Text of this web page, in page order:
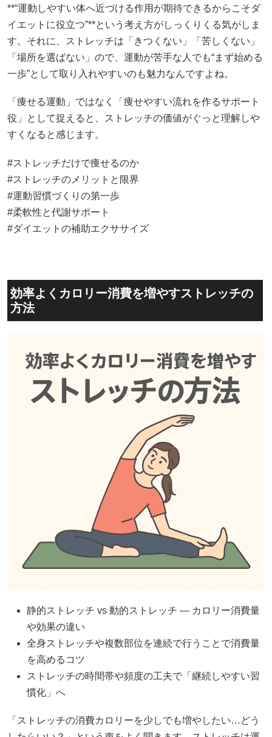
**“運動しやすい体へ近づける作用が期待できるからこそダ
イエットに役立つ”**という考え方がしっくりくる気がしま
す。それに、ストレッチは「きつくない」「苦しくない」
「場所を選ばない」ので、運動が苦手な人でも“まず始める
一歩”として取り入れやすいのも魅力なんですよね。
「痩せる運動」ではなく「痩せやすい流れを作るサポート
役」として捉えると、ストレッチの価値がぐっと理解しや
すくなると感じます。
#ストレッチだけで痩せるのか
#ストレッチのメリットと限界
#運動習慣づくりの第一歩
#柔軟性と代謝サポート
#ダイエットの補助エクササイズ
効率よくカロリー消費を増やすストレッチの
方法
静的ストレッチ vs 動的ストレッチ — カロリー消費量
や効果の違い
全身ストレッチや複数部位を連続で行うことで消費量
を高めるコツ
ストレッチの時間帯や頻度の工夫で「継続しやすい習
慣化」へ
「ストレッチの消費カロリーを少しでも増やしたい…どう